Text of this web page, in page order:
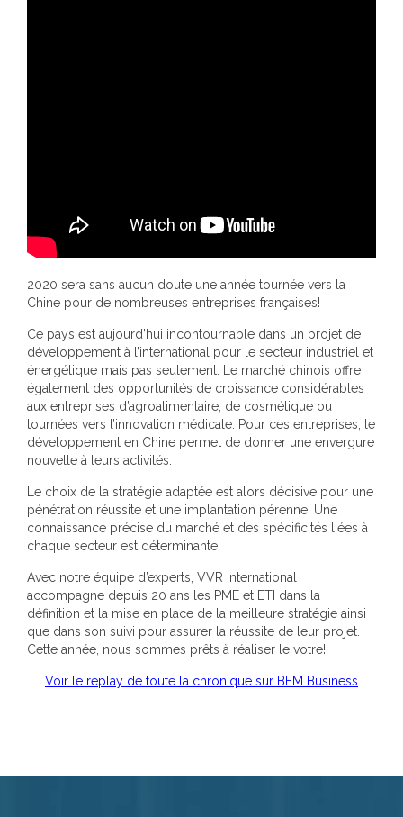
2020 sera sans aucun doute une année tournée vers la
Chine pour de nombreuses entreprises françaises!
Ce pays est aujourd’hui incontournable dans un projet de
développement à l’international pour le secteur industriel et
énergétique mais pas seulement. Le marché chinois offre
également des opportunités de croissance considérables
aux entreprises d’agroalimentaire, de cosmétique ou
tournées vers l’innovation médicale. Pour ces entreprises, le
développement en Chine permet de donner une envergure
nouvelle à leurs activités.
Le choix de la stratégie adaptée est alors décisive pour une
pénétration réussite et une implantation pérenne. Une
connaissance précise du marché et des spécificités liées à
chaque secteur est déterminante.
Avec notre équipe d’experts, VVR International
accompagne depuis 20 ans les PME et ETI dans la
définition et la mise en place de la meilleure stratégie ainsi
que dans son suivi pour assurer la réussite de leur projet.
Cette année, nous sommes prêts à réaliser le votre!
Voir le replay de toute la chronique sur BFM Business